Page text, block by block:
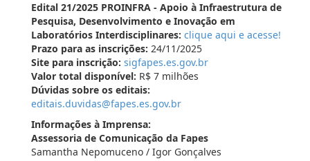
Edital 21/2025 PROINFRA - Apoio à Infraestrutura de
Pesquisa, Desenvolvimento e Inovação em
Laboratórios Interdisciplinares: clique aqui e acesse!
Prazo para as inscrições: 24/11/2025
Site para inscrição: sigfapes.es.gov.br
Valor total disponível: R$ 7 milhões
Dúvidas sobre os editais:
editais.duvidas@fapes.es.gov.br
Informações à Imprensa:
Assessoria de Comunicação da Fapes
Samantha Nepomuceno / Igor Gonçalves